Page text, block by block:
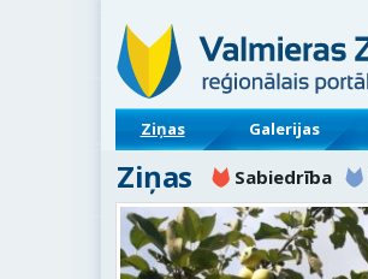
Ziņas Galerijas
Ziņas Sabiedrība